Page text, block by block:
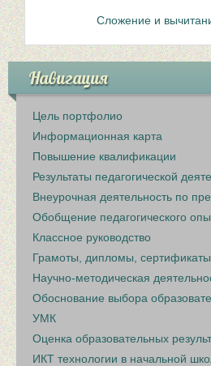
Сложение и
Навигация
Цель портфолио
Информационная карта
Повышение квалификации
Результаты педагогической
Внеурочная деятельность по
Обобщение педагогического
Классное руководство
Грамоты, дипломы, сертификаты
Научно-методическая
Обоснование выбора
УМК
Оценка образовательных
ИКТ технологии в начальной